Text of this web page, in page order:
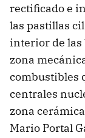
rectificado e
las pastillas
interior de las
zona
combustibles
centrales
zona
Mario Portal